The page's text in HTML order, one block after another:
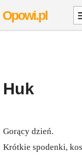
Opowi.pl
Huk
Gorący dzień.
Krótkie spodenki,